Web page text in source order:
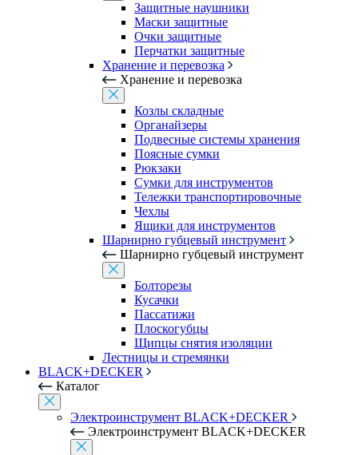
Защитные наушники
Маски защитные
Очки защитные
Перчатки защитные
Хранение и перевозка
Хранение и перевозка
Козлы складные
Органайзеры
Подвесные системы хранения
Поясные сумки
Рюкзаки
Сумки для инструментов
Тележки транспортировочные
Чехлы
Ящики для инструментов
Шарнирно губцевый инструмент
Шарнирно губцевый инструмент
Болторезы
Кусачки
Пассатижи
Плоскогубцы
Щипцы снятия изоляции
Лестницы и стремянки
BLACK+DECKER
Каталог
Электроинструмент BLACK+DECKER
Электроинструмент BLACK+DECKER